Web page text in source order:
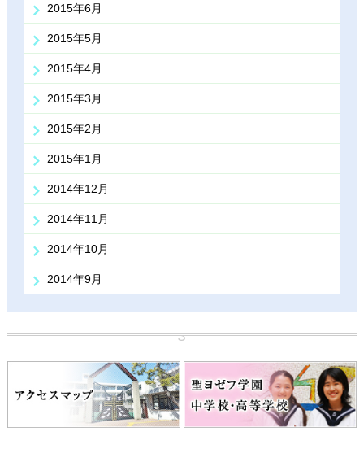
2015年6月
2015年5月
2015年4月
2015年3月
2015年2月
2015年1月
2014年12月
2014年11月
2014年10月
2014年9月